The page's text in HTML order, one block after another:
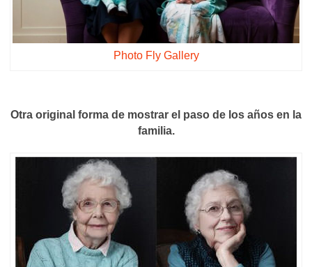
Photo Fly Gallery
Otra original forma de mostrar el paso de los años en la
familia.